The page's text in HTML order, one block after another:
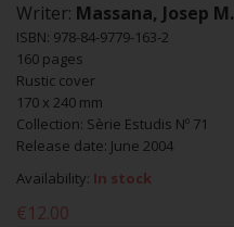
Writer: Massana, Josep M.
ISBN: 978-84-9779-163-2
160 pages
Rustic cover
170 x 240 mm
Collection: Sèrie Estudis Nº 71
Release date: June 2004
Availability: In stock
€12.00